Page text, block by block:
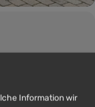
Information wir